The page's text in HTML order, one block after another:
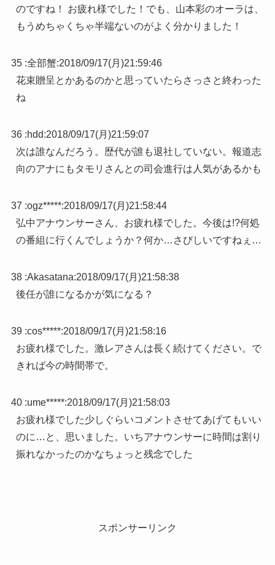
のですね！ お疲れ様でした！でも、山本彩のオーラは、
もうめちゃくちゃ半端ないのがよく分かりました！
35 :全部蟹:2018/09/17(月)21:59:46
花束贈呈とかあるのかと思っていたらさっさと終わった
ね
36 :hdd:2018/09/17(月)21:59:07
次は誰なんだろう。歴代が誰も退社していない。報道志
向のアナにもタモリさんとの司会進行は人気があるかも
37 :ogz*****:2018/09/17(月)21:58:44
弘中アナウンサーさん、お疲れ様でした。今後は!?何処
の番組に行くんでしょうか？何か…さびしいですねぇ…
38 :Akasatana:2018/09/17(月)21:58:38
後任が誰になるかが気になる？
39 :cos*****:2018/09/17(月)21:58:16
お疲れ様でした。激レアさんは長く続けてください。で
きれば今の時間帯で。
40 :ume*****:2018/09/17(月)21:58:03
お疲れ様でした少しぐらいコメントさせてあげてもいい
のに…と、思いました。いちアナウンサーに時間は割り
振れなかったのかなちょっと残念でした
スポンサーリンク